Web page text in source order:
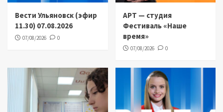
Вести Ульяновск (эфир
11.30) 07.08.2026
07/08/2026 0
АРТ — студия
Фестиваль «Наше
время»
07/08/2026 0